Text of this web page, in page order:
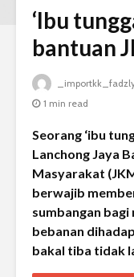
‘Ibu
bantuan
1 min read
Seorang ‘ibu
Lanchong Jaya
Masyarakat
berwajib
sumbangan
bebanan
bakal tiba tidak